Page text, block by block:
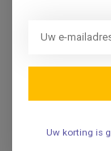
.
BETA
Uw korting is